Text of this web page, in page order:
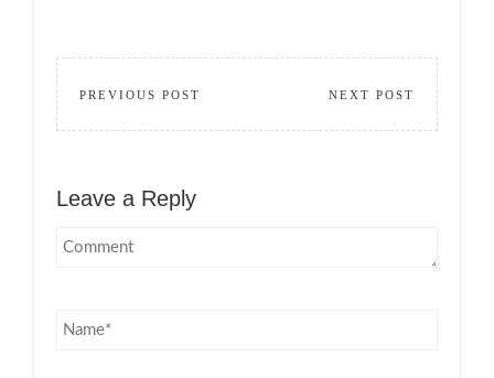
PREVIOUS POST NEXT POST
Leave a Reply